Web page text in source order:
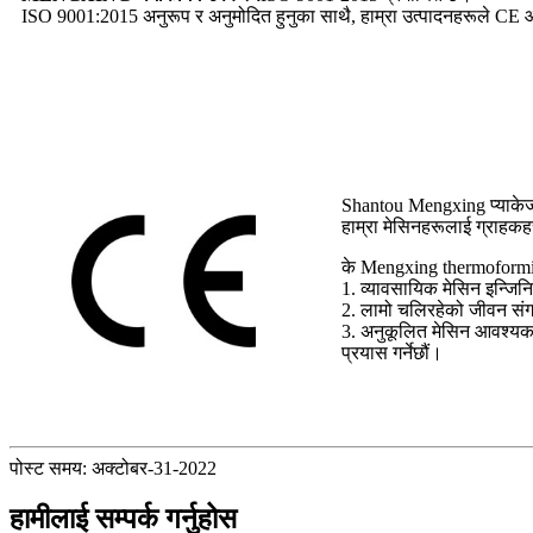
ISO 9001:2015 अनुरूप र अनुमोदित हुनुका साथै, हाम्रा उत्पादनहरूले CE
Shantou Mengxing
हाम्रा मेसिनहरूलाई
के Mengxing
1. व्यावसायिक मेसिन
2. लामो चलिरहेको जीवन
3. अनुकूलित मेसिन
प्रयास गर्नेछौं।
पोस्ट समय: अक्टोबर-31-2022
हामीलाई सम्पर्क गर्नुहोस